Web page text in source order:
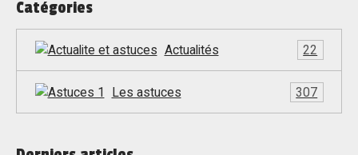
Catégories
Actualités 22
Les astuces 307